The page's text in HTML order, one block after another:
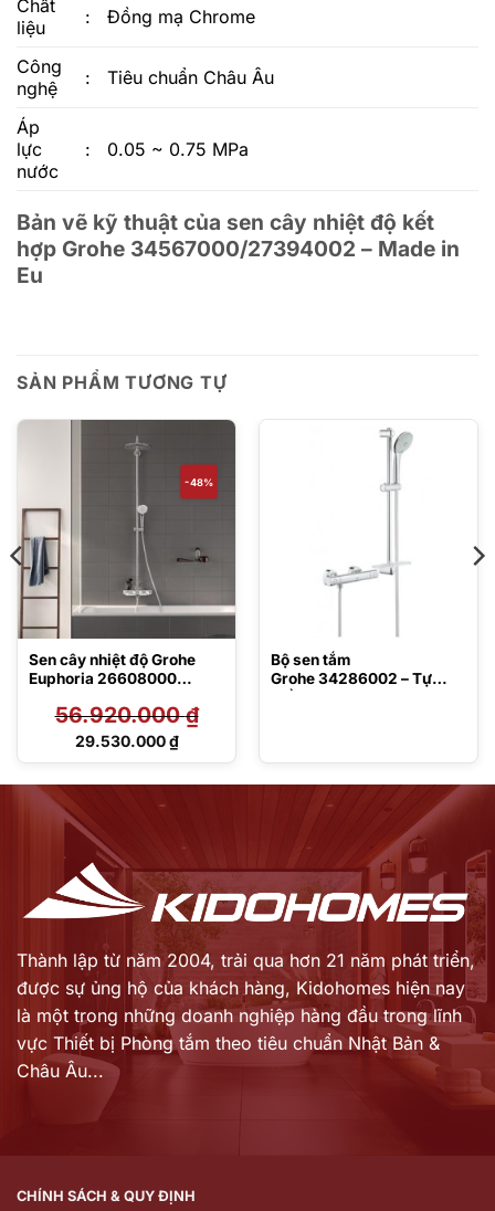
Chất
liệu
: Đồng mạ Chrome
Công
nghệ
: Tiêu chuẩn Châu Âu
Áp
lực
nước
: 0.05 ~ 0.75 MPa
Bản vẽ kỹ thuật của sen cây nhiệt độ kết
hợp Grohe 34567000/27394002 – Made in
Eu
SẢN PHẨM TƯƠNG TỰ
-48%
Sen cây nhiệt độ Grohe
Euphoria 26608000
56.920.000₫
Giá
29.530.000₫
Giá
Bộ sen tắm
Grohe 34286002 – Tự
Thành lập từ năm 2004, trải qua hơn 21 năm phát triển,
được sự ủng hộ của khách hàng, Kidohomes hiện nay
là một trong những doanh nghiệp hàng đầu trong lĩnh
vực Thiết bị Phòng tắm theo tiêu chuẩn Nhật Bản &
Châu Âu...
CHÍNH SÁCH & QUY ĐỊNH